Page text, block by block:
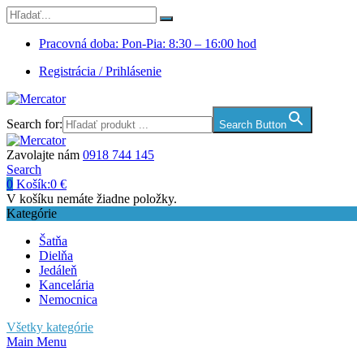
Pracovná doba: Pon-Pia: 8:30 – 16:00 hod
Registrácia / Prihlásenie
Search for: Search Button
Zavolajte nám 0918 744 145
Search
0 Košík:0 €
V košíku nemáte žiadne položky.
Kategórie
Šatňa
Dielňa
Jedáleň
Kancelária
Nemocnica
Všetky kategórie
Main Menu